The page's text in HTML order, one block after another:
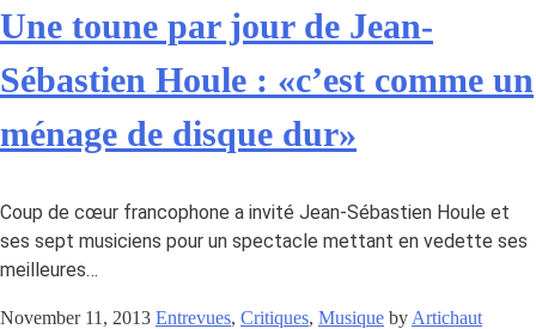
Une toune par jour de Jean-
Sébastien Houle : «c’est comme un
ménage de disque dur»
Coup de cœur francophone a invité Jean-Sébastien Houle et
ses sept musiciens pour un spectacle mettant en vedette ses
meilleures…
November 11, 2013 Entrevues, Critiques, Musique by Artichaut